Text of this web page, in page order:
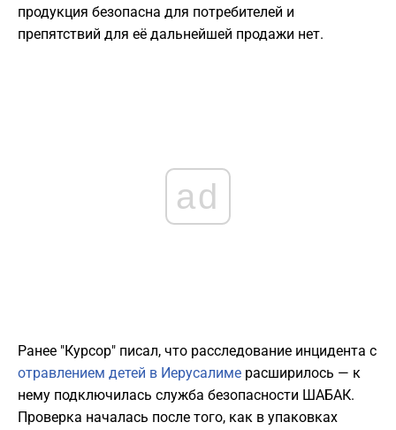
продукция безопасна для потребителей и
препятствий для её дальнейшей продажи нет.
ad
Ранее "Курсор" писал, что расследование инцидента с
отравлением детей в Иерусалиме расширилось — к
нему подключилась служба безопасности ШАБАК.
Проверка началась после того, как в упаковках